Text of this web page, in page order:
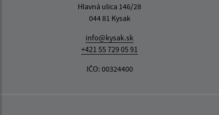
Hlavná ulica 146/28
044 81 Kysak
info@kysak.sk
+421 55 729 05 91
IČO: 00324400